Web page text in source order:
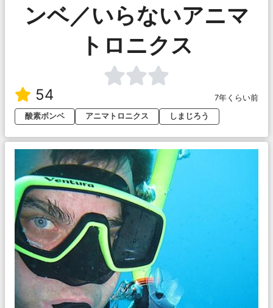
ンベ／いらないアニマ
トロニクス
54
7年くらい前
酸素ボンベ
アニマトロニクス しまじろう